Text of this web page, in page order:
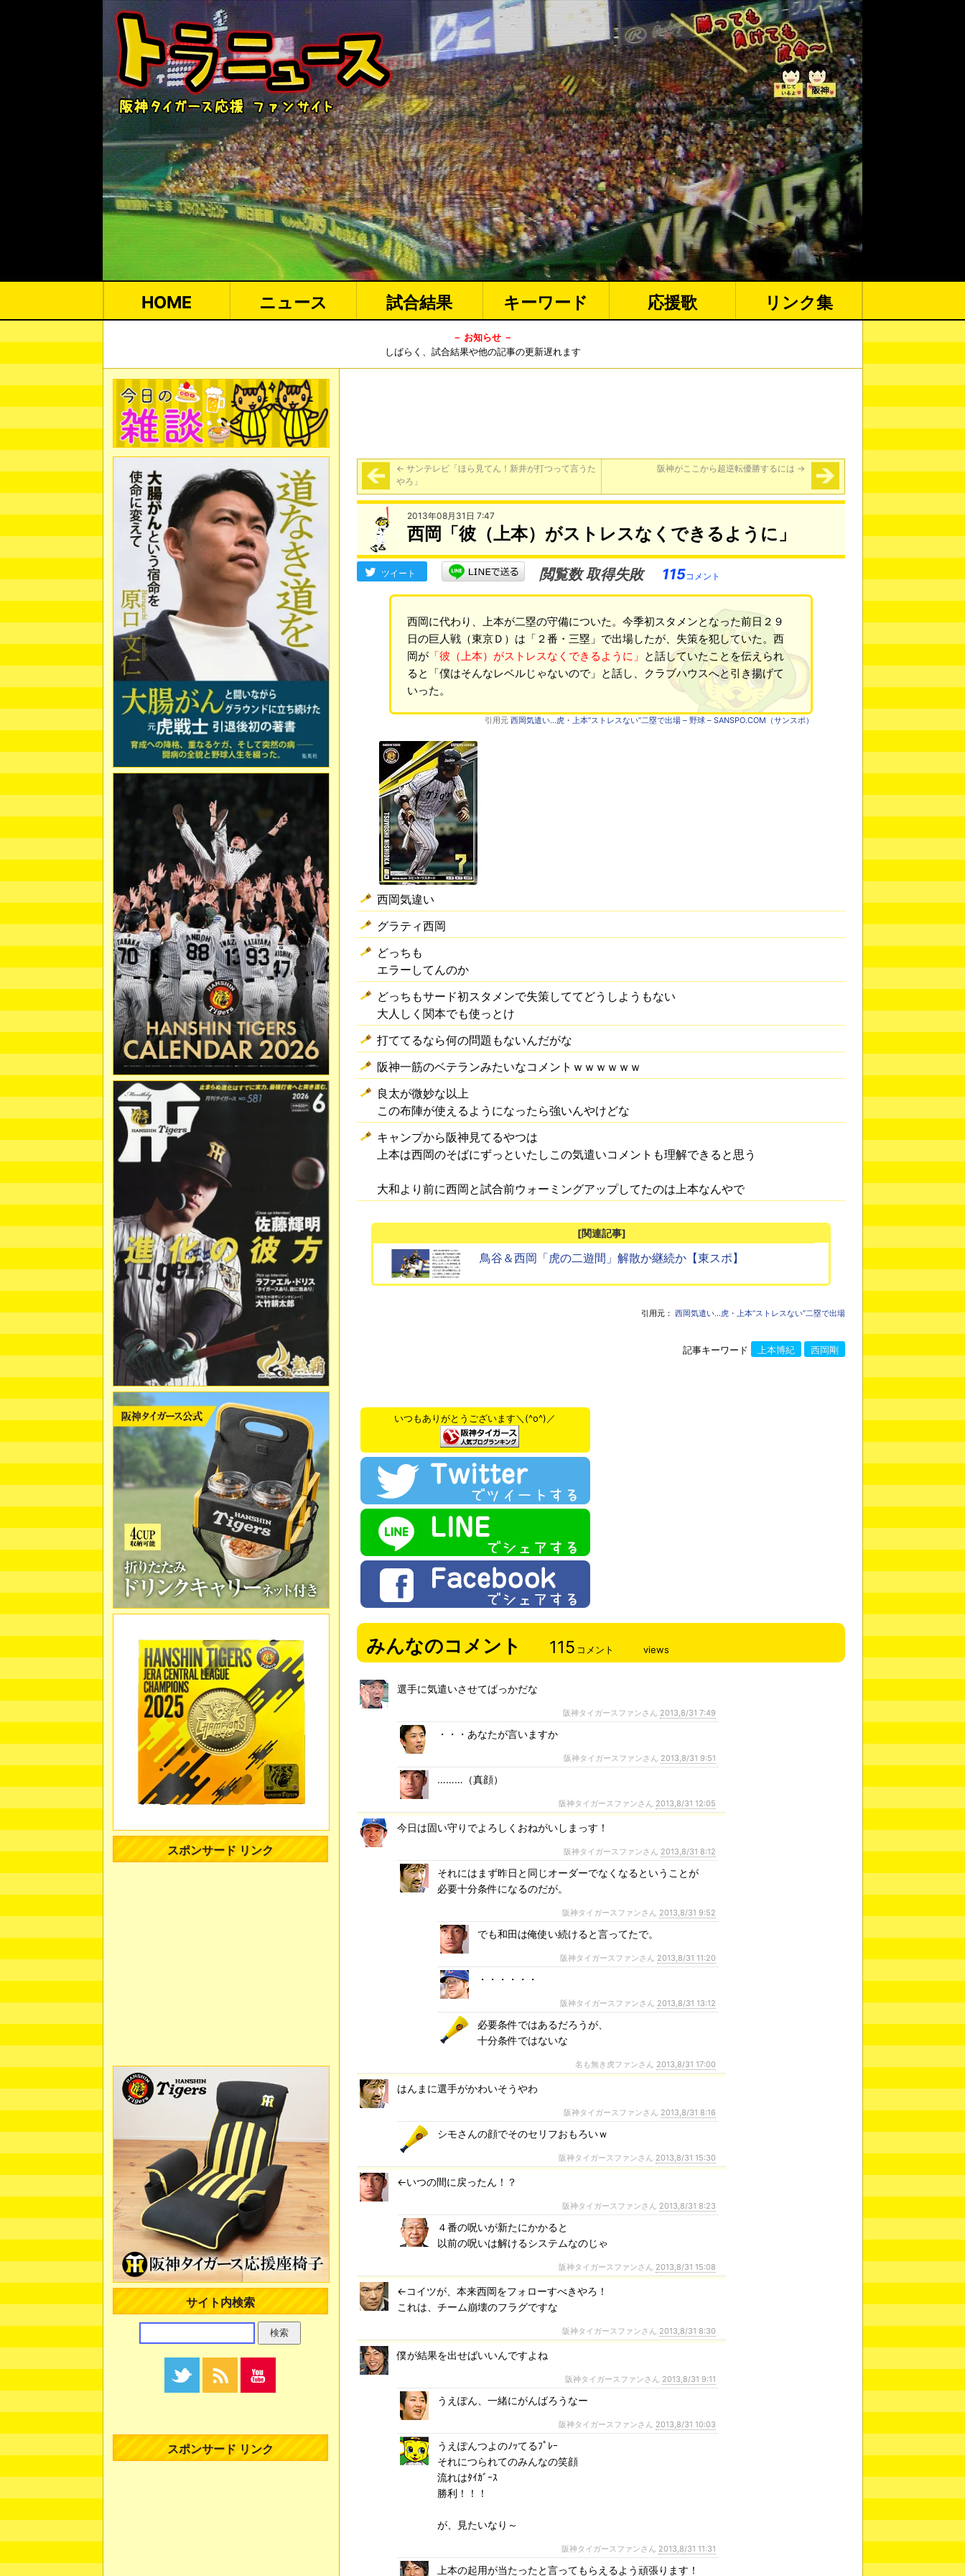
HOME ニュース 試合結果 キーワード 応援歌 リンク集
－ お知らせ －
しばらく、試合結果や他の記事の更新遅れます
← サンテレビ「ほら見てん！新井が打つって言うた
やろ」
阪神がここから超逆転優勝するには →
2013年08月31日 7:47
西岡「彼（上本）がストレスなくできるように」
ツイート 閲覧数 取得失敗 115コメント
西岡に代わり、上本が二塁の守備についた。今季初スタメンとなった前日２９
日の巨人戦（東京Ｄ）は「２番・三塁」で出場したが、失策を犯していた。西
岡が 「彼（上本）がストレスなくできるように」 と話していたことを伝えられ
ると「僕はそんなレベルじゃないので」と話し、クラブハウスへと引き揚げて
いった。
引用元 西岡気遣い…虎・上本“ストレスない”二塁で出場 – 野球 – SANSPO.COM（サンスポ）
西岡気違い
グラティ西岡
どっちも
エラーしてんのか
どっちもサード初スタメンで失策しててどうしようもない
大人しく関本でも使っとけ
打ててるなら何の問題もないんだがな
阪神一筋のベテランみたいなコメントｗｗｗｗｗｗ
良太が微妙な以上
この布陣が使えるようになったら強いんやけどな
キャンプから阪神見てるやつは
上本は西岡のそばにずっといたしこの気遣いコメントも理解できると思う
大和より前に西岡と試合前ウォーミングアップしてたのは上本なんやで
[関連記事]
鳥谷＆西岡「虎の二遊間」解散か継続か【東スポ】
引用元： 西岡気遣い…虎・上本“ストレスない”二塁で出場
記事キーワード 上本博紀 西岡剛
いつもありがとうございます＼(^o^)／
みんなのコメント 115 コメント views
選手に気遣いさせてばっかだな
阪神タイガースファンさん 2013,8/31 7:49
・・・あなたが言いますか
阪神タイガースファンさん 2013,8/31 9:51
………（真顔）
阪神タイガースファンさん 2013,8/31 12:05
今日は固い守りでよろしくおねがいしまっす！
阪神タイガースファンさん 2013,8/31 8:12
それにはまず昨日と同じオーダーでなくなるということが
必要十分条件になるのだが。
阪神タイガースファンさん 2013,8/31 9:52
でも和田は俺使い続けると言ってたで。
阪神タイガースファンさん 2013,8/31 11:20
・・・・・・
阪神タイガースファンさん 2013,8/31 13:12
必要条件ではあるだろうが、
十分条件ではないな
名も無き虎ファンさん 2013,8/31 17:00
はんまに選手がかわいそうやわ
阪神タイガースファンさん 2013,8/31 8:16
シモさんの顔でそのセリフおもろいｗ
阪神タイガースファンさん 2013,8/31 15:30
←いつの間に戻ったん！？
阪神タイガースファンさん 2013,8/31 8:23
４番の呪いが新たにかかると
以前の呪いは解けるシステムなのじゃ
阪神タイガースファンさん 2013,8/31 15:08
←コイツが、本来西岡をフォローすべきやろ！
これは、チーム崩壊のフラグですな
阪神タイガースファンさん 2013,8/31 8:30
僕が結果を出せばいいんですよね
阪神タイガースファンさん 2013,8/31 9:11
うえぽん、一緒にがんばろうなー
阪神タイガースファンさん 2013,8/31 10:03
うえぽんつよのﾉｯてるﾌﾟﾚｰ
それにつられてのみんなの笑顔
流れはﾀｲｶﾞｰｽ
勝利！！！
が、見たいなり～
阪神タイガースファンさん 2013,8/31 11:31
上本の起用が当たったと言ってもらえるよう頑張ります！
スポンサード リンク
サイト内検索
スポンサード リンク